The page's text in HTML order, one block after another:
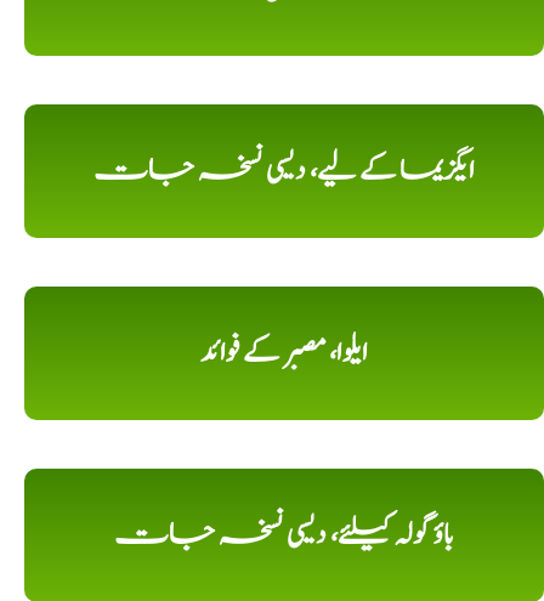
ایگزیما کے لیے، دیسی نسخہ جات
ایلوا، مصبر کے فوائد
باؤ گولہ کیلئے، دیسی نسخہ جات